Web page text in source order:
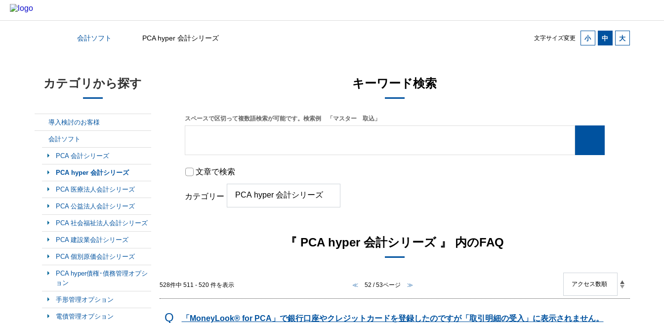
文字サイズ変更
カテゴリから探す
会計ソフト PCA hyper 会計シリーズ
カテゴリから探す
導入検討のお客様
会計ソフト
PCA 会計シリーズ
PCA hyper 会計シリーズ
PCA 医療法人会計シリーズ
PCA 公益法人会計シリーズ
PCA 社会福祉法人会計シリーズ
PCA 建設業会計シリーズ
PCA 個別原価会計シリーズ
PCA hyper債権･債務管理オプシ
ョン
手形管理オプション
電債管理オプション
キーワード検索
スペースで区切って複数語検索が可能です。検索例 「マスター 取込」
文章で検索
カテゴリー
『 PCA hyper 会計シリーズ 』 内のFAQ
528件中 511 - 520 件を表示 ≪ 52 / 53ページ ≫
「MoneyLook® for PCA」で銀行口座やクレジットカードを登録したのですが「取引明細の受入」に表示されません。